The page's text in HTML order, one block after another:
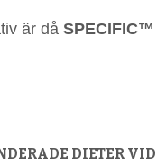
är då SPECIFIC™
DIETER